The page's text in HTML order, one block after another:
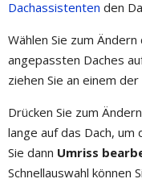
Dachassistenten den
Wählen Sie zum
angepassten Daches
ziehen Sie an einem
Drücken Sie zum
lange auf das Dach,
Sie dann Umriss
Schnellauswahl können